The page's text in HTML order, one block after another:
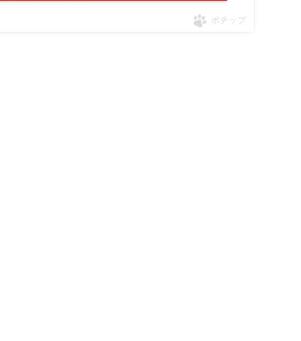
ポチップ